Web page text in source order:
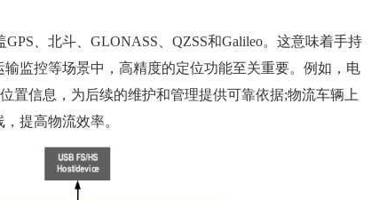
、北斗、GLONASS、QZSS和Galileo。这意味着手持
监控等场景中，高精度的定位功能至关重要。例如，电
置信息，为后续的维护和管理提供可靠依据;物流车辆上
提高物流效率。